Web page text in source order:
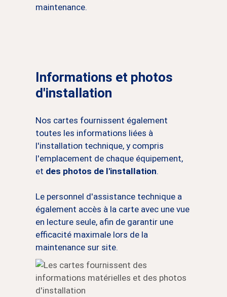
maintenance.
Informations et photos
d'installation
Nos cartes fournissent également
toutes les informations liées à
l'installation technique, y compris
l'emplacement de chaque équipement,
et des photos de l'installation.
Le personnel d'assistance technique a
également accès à la carte avec une vue
en lecture seule, afin de garantir une
efficacité maximale lors de la
maintenance sur site.